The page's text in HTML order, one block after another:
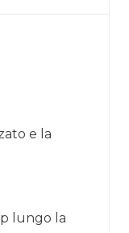
e la
lungo la